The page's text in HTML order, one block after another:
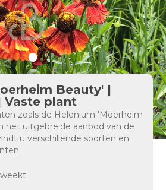
Beauty' |
Vaste plant
zoals de Helenium 'Moerheim
het uitgebreide aanbod van de
u verschillende soorten en